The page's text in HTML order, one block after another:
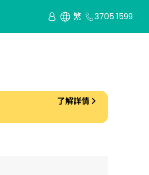
繁 3705 1599
了解詳情